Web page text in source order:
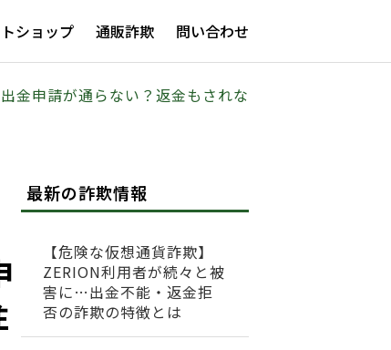
ショップ 通販詐欺 問い合わせ
申請が通らない？返金もされな
最新の詐欺情報
【危険な仮想通貨詐欺】
ZERION利用者が続々と被
害に…出金不能・返金拒
否の詐欺の特徴とは